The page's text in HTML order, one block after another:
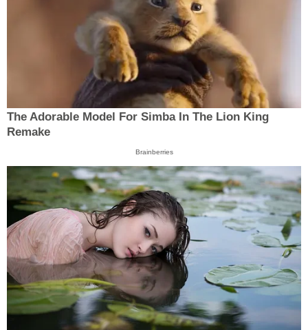
The Adorable Model For Simba In The Lion King
Remake
Brainberries